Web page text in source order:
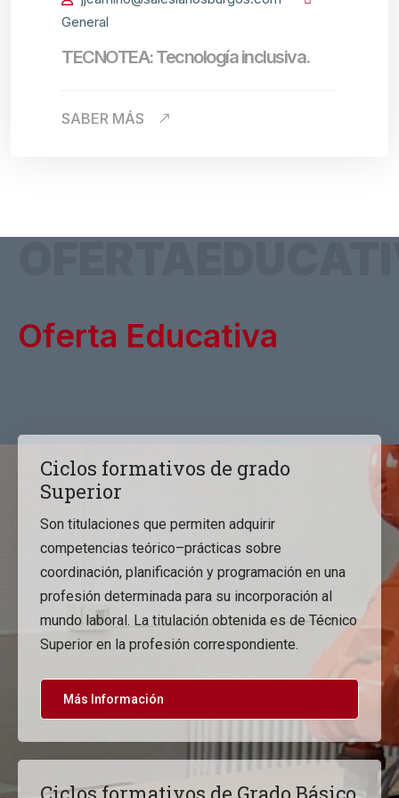
General
TECNOTEA: Tecnología inclusiva.
SABER MÁS
Oferta Educativa
Ciclos formativos de grado
Superior
Son titulaciones que permiten adquirir
competencias teórico–prácticas sobre
coordinación, planificación y programación en una
profesión determinada para su incorporación al
mundo laboral. La titulación obtenida es de Técnico
Superior en la profesión correspondiente.
Más Información